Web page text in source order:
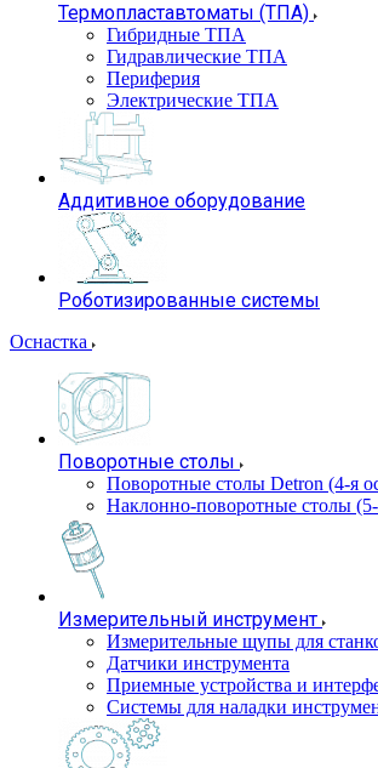
Термопластавтоматы (ТПА)
Гибридные ТПА
Гидравлические ТПА
Периферия
Электрические ТПА
Аддитивное оборудование
Роботизированные системы
Оснастка
Поворотные столы
Поворотные столы Detron (4-я
Наклонно-поворотные столы (5-
Измерительный инструмент
Измерительные щупы для
Датчики инструмента
Приемные устройства и
Системы для наладки